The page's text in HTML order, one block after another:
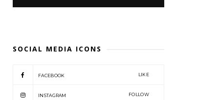
SOCIAL MEDIA ICONS
FACEBOOK LIKE
INSTAGRAM FOLLOW